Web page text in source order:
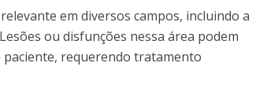
em diversos campos, incluindo a
ou disfunções nessa área podem
requerendo tratamento